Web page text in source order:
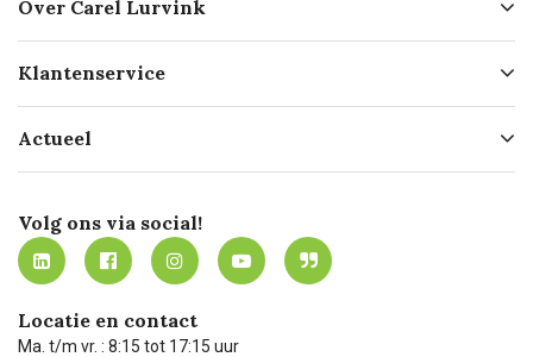
Over Carel Lurvink
Geschiedenis
Missie
Werken bij Carel Lurvink
MVO
Klantenservice
Bezorgen
Mijn Carel Lurvink
Mijn Carel Lurvink instructievideo's
Carel Lurvink App
Hulp op afstand
Technische dienst
Actueel
Innovation LAB
Tevreden klanten
Carel Lurvink Blog
Carel de podcast
Volg ons via social!
Locatie en contact
Ma. t/m vr. : 8:15 tot 17:15 uur